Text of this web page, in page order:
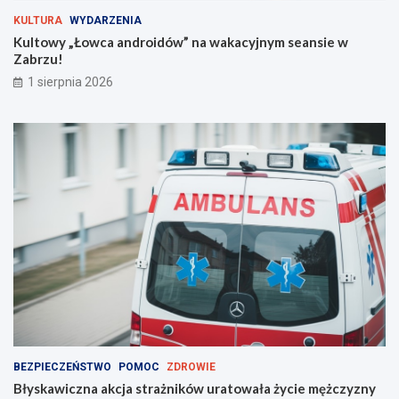
i
e
m
!
KULTURA WYDARZENIA
Kultowy „Łowca androidów” na wakacyjnym seansie w
Zabrzu!
1 sierpnia 2026
BEZPIECZEŃSTWO POMOC ZDROWIE
Błyskawiczna akcja strażników uratowała życie mężczyzny